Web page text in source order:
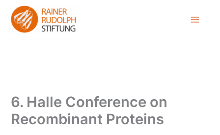
Inhalt
springen
6. Halle Conference on
Recombinant Proteins